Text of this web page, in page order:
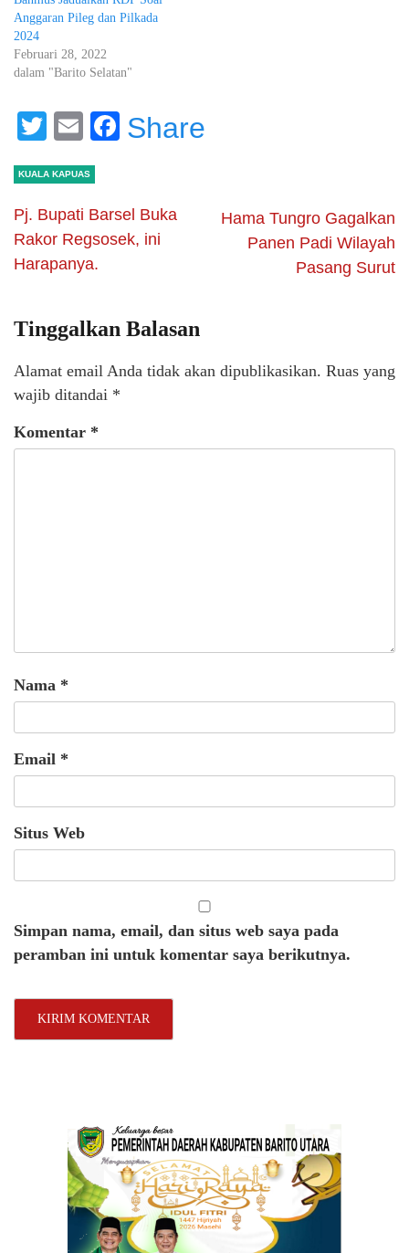
Anggaran Pileg dan Pilkada
2024
Februari 28, 2022
dalam "Barito Selatan"
Twitter
EmailFacebook
Share
KUALA KAPUAS
Pj. Bupati Barsel Buka
Rakor Regsosek, ini
Harapanya.
Hama Tungro Gagalkan
Panen Padi Wilayah
Pasang Surut
Tinggalkan Balasan
Alamat email Anda tidak akan dipublikasikan. Ruas yang
wajib ditandai *
Komentar *
Nama *
Email *
Situs Web
Simpan nama, email, dan situs web saya pada
peramban ini untuk komentar saya berikutnya.